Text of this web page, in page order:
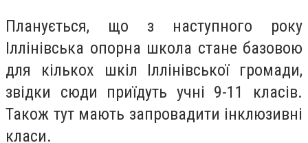
Планується, що з наступного року
Іллінівська опорна школа стане базовою
для кількох шкіл Іллінівської громади,
звідки сюди приїдуть учні 9-11 класів.
Також тут мають запровадити інклюзивні
класи.